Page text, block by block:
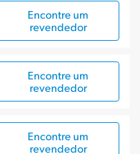
Encontre um
revendedor
Encontre um
revendedor
Encontre um
revendedor